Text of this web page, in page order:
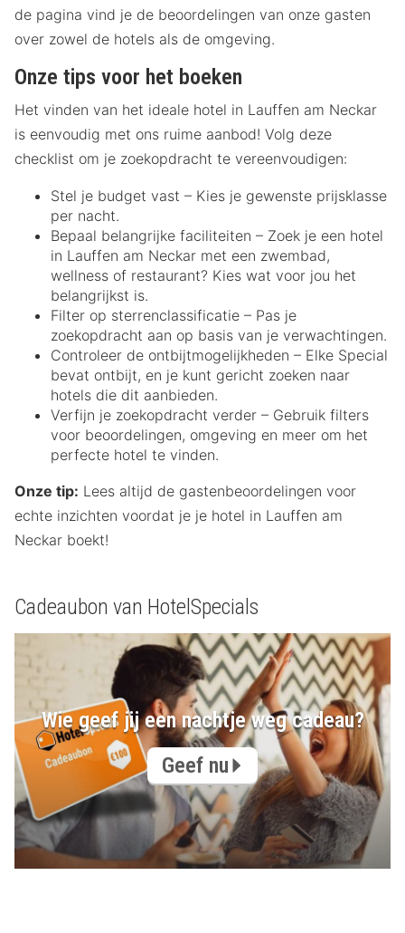
de pagina vind je de beoordelingen van onze gasten
over zowel de hotels als de omgeving.
Onze tips voor het boeken
Het vinden van het ideale hotel in Lauffen am Neckar
is eenvoudig met ons ruime aanbod! Volg deze
checklist om je zoekopdracht te vereenvoudigen:
Stel je budget vast – Kies je gewenste prijsklasse
per nacht.
Bepaal belangrijke faciliteiten – Zoek je een hotel
in Lauffen am Neckar met een zwembad,
wellness of restaurant? Kies wat voor jou het
belangrijkst is.
Filter op sterrenclassificatie – Pas je
zoekopdracht aan op basis van je verwachtingen.
Controleer de ontbijtmogelijkheden – Elke Special
bevat ontbijt, en je kunt gericht zoeken naar
hotels die dit aanbieden.
Verfijn je zoekopdracht verder – Gebruik filters
voor beoordelingen, omgeving en meer om het
perfecte hotel te vinden.
Onze tip: Lees altijd de gastenbeoordelingen voor
echte inzichten voordat je je hotel in Lauffen am
Neckar boekt!
Cadeaubon van HotelSpecials
Wie geef jij een nachtje weg cadeau?
Geef nu